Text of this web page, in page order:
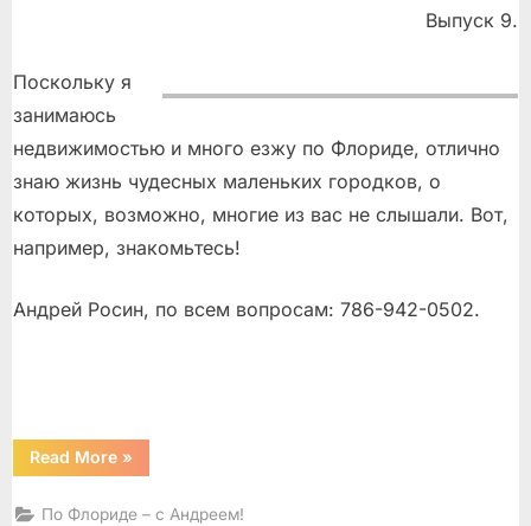
Выпуск 9.
Поскольку я
занимаюсь
недвижимостью и много езжу по Флориде, отлично
знаю жизнь чудесных маленьких городков, о
которых, возможно, многие из вас не слышали. Вот,
например, знакомьтесь!
Андрей Росин, по всем вопросам: 786-942-0502.
Read More“Венеция,
Коконут
Сисайд”
»
По Флориде – с Андреем!